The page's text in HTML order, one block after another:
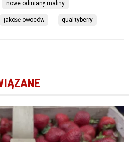
nowe odmiany maliny
jakość owoców qualityberry